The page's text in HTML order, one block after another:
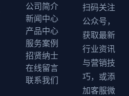
公司简介
新闻中心
产品中心
服务案例
招贤纳士
在线留言
联系我们
扫码关注
公众号，
获取最新
行业资讯
与营销技
巧，或添
加客服微